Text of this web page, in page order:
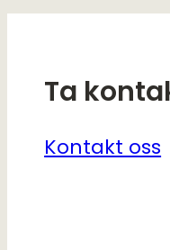
Ta
Kontakt oss